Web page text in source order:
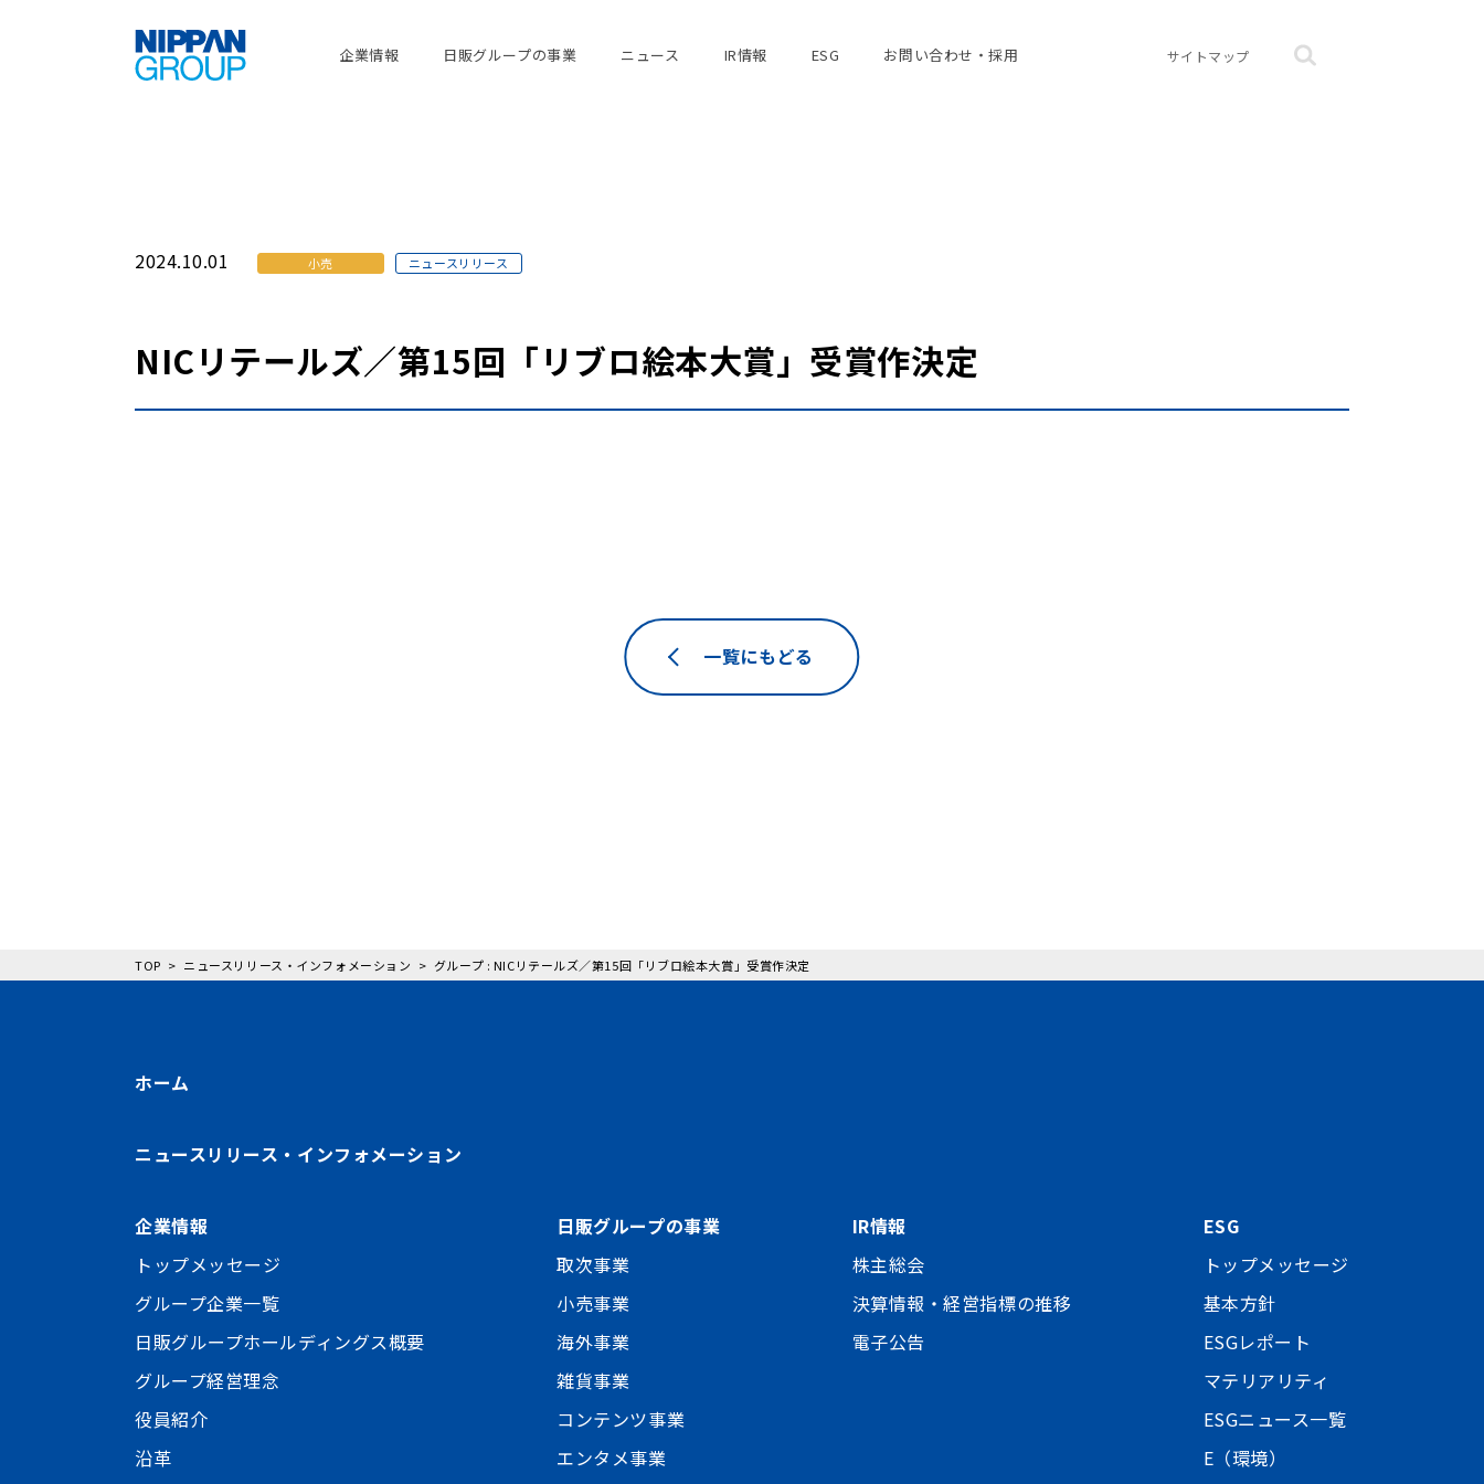
企業情報 日販グループの事業 ニュース IR情報 ESG お問い合わせ・採用 サイトマップ
2024.10.01 小売 ニュースリリース
NICリテールズ／第15回「リブロ絵本大賞」受賞作決定
一覧にもどる
TOP ニュースリリース・インフォメーション グループ : NICリテールズ／第15回「リブロ絵本大賞」受賞作決定
ホーム
ニュースリリース・インフォメーション
企業情報
トップメッセージ
グループ企業一覧
日販グループホールディングス概要
グループ経営理念
役員紹介
沿革
日販グループの事業
取次事業
小売事業
海外事業
雑貨事業
コンテンツ事業
エンタメ事業
IR情報
株主総会
決算情報・経営指標の推移
電子公告
ESG
トップメッセージ
基本方針
ESGレポート
マテリアリティ
ESGニュース一覧
E（環境）